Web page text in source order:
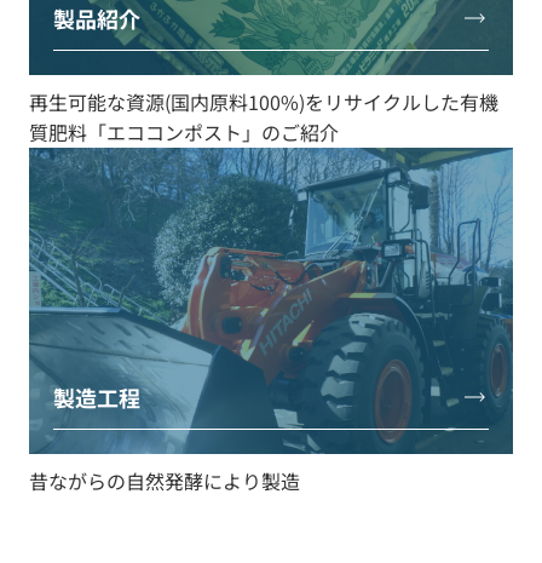
製品紹介
再生可能な資源(国内原料100%)をリサイクルした有機
質肥料「エココンポスト」のご紹介
製造工程
昔ながらの自然発酵により製造